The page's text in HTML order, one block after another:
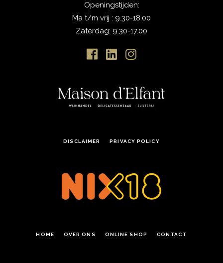
Openingstijden:
Ma t/m vrij : 9.30-18.00
Zaterdag: 9.30-17.00
DISCLAIMER PRIVACY POLICY
HOME OVER ONS ONLINE SHOP CONTACT